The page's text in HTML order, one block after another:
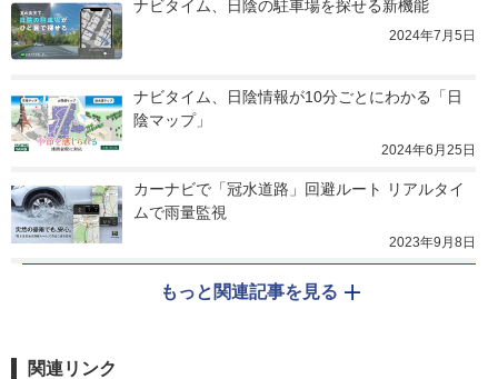
ナビタイム、日陰の駐車場を探せる新機能
2024年7月5日
ナビタイム、日陰情報が10分ごとにわかる「日
陰マップ」
2024年6月25日
カーナビで「冠水道路」回避ルート リアルタイ
ムで雨量監視
2023年9月8日
もっと関連記事を見る
関連リンク